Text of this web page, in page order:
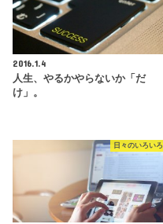
2016.1.4
人生、やるかやらないか「だ
け」。
日々のいろいろ